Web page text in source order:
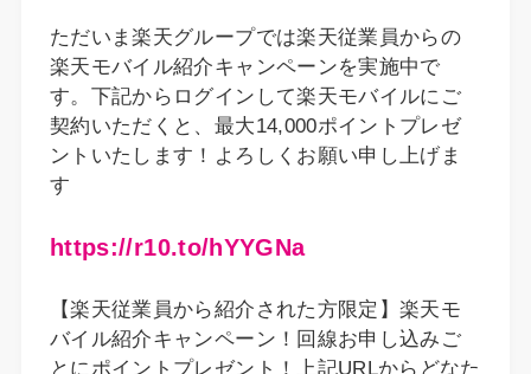
ただいま楽天グループでは楽天従業員からの
楽天モバイル紹介キャンペーンを実施中で
す。下記からログインして楽天モバイルにご
契約いただくと、最大14,000ポイントプレゼ
ントいたします！よろしくお願い申し上げま
す
https://r10.to/hYYGNa
【楽天従業員から紹介された方限定】楽天モ
バイル紹介キャンペーン！回線お申し込みご
とにポイントプレゼント！上記URLからどなた